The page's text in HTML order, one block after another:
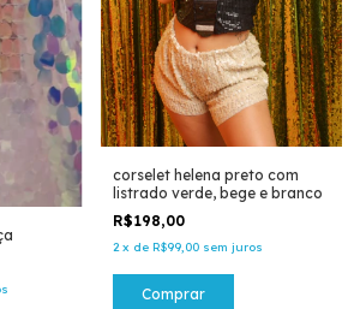
corselet helena preto com
listrado verde, bege e branco
R$198,00
2 x de R$99,00 sem juros
Comprar